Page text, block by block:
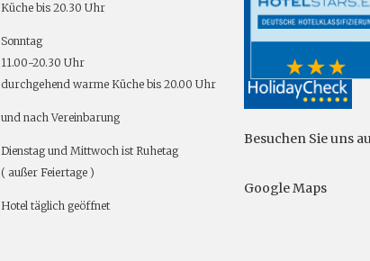
Küche bis 20.30 Uhr
Sonntag
11.00-20.30 Uhr
durchgehend warme Küche bis 20.00 Uhr
und nach Vereinbarung
Dienstag und Mittwoch ist Ruhetag
( außer Feiertage )
Hotel täglich geöffnet
Besuchen Sie uns
Google Maps